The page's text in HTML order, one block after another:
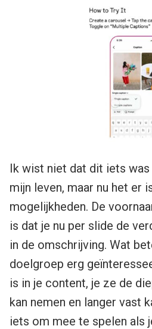
Ik wist niet dat dit iets
mijn leven, maar nu het er
mogelijkheden. De
is dat je nu per slide de
in de omschrijving. Wat
doelgroep erg
is in je content, je ze de
kan nemen en langer vast
iets om mee te spelen als